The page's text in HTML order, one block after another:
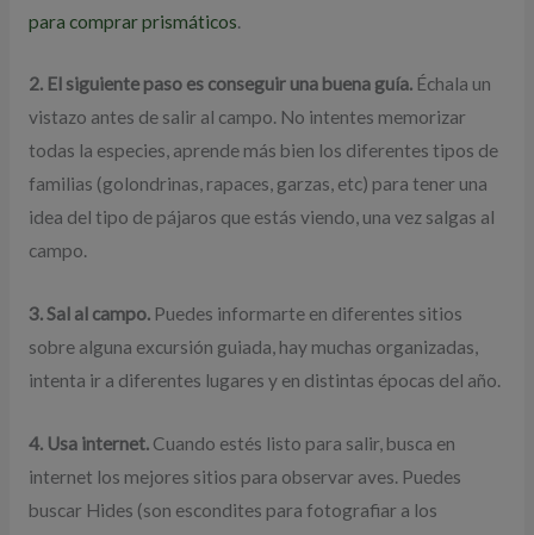
para comprar prismáticos
2. El siguiente paso es conseguir una buena guía.Échala un
vistazo antes de salir al campo. No intentes memorizar
todas la especies, aprende más bien los diferentes tipos de
familias (golondrinas, rapaces, garzas, etc) para tener una
idea del tipo de pájaros que estás viendo, una vez salgas al
campo.
3. Sal al campo.Puedes informarte en diferentes sitios
sobre alguna excursión guiada, hay muchas organizadas,
intenta ir a diferentes lugares y en distintas épocas del año.
4. Usa internet.Cuando estés listo para salir, busca en
internet los mejores sitios para observar aves. Puedes
buscar Hides (son escondites para fotografiar a los